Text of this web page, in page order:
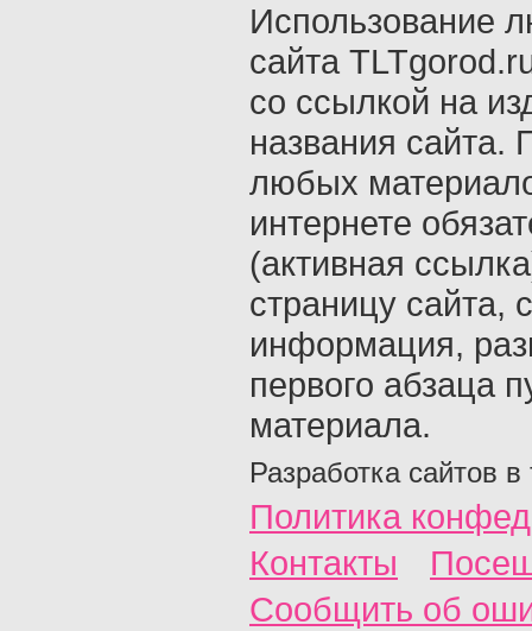
Использование
сайта
со ссылкой на
названия сайта.
любых
интернете
(активная
страницу сайта,
информация,
первого абзаца
материала.
Разработка сайтов в
Политика
Контакты
Сообщить об